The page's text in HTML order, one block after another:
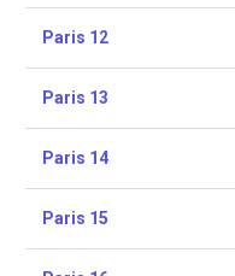
Paris 12
Paris 13
Paris 14
Paris 15